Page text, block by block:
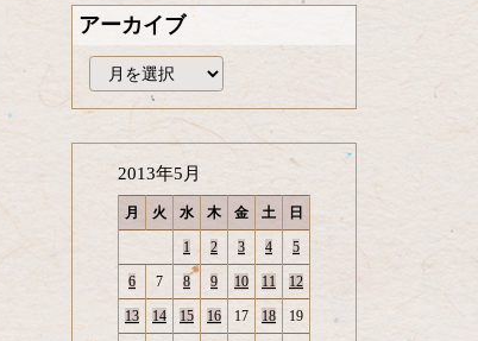
アーカイブ
ー
カ
イ
2013年5月
月 火 水 木 金 土 日
1 2 3 4 5
6 7 8 9 10 11 12
13 14 15 16 17 18 19